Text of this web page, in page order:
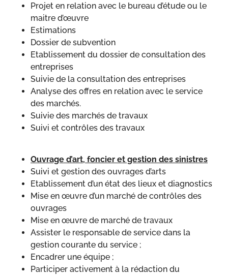
Projet en relation avec le bureau d’étude ou le
maitre d’œuvre
Estimations
Dossier de subvention
Etablissement du dossier de consultation des
entreprises
Suivie de la consultation des entreprises
Analyse des offres en relation avec le service
des marchés.
Suivie des marchés de travaux
Suivi et contrôles des travaux
Ouvrage d’art, foncier et gestion des sinistres
Suivi et gestion des ouvrages d’arts
Etablissement d’un état des lieux et diagnostics
Mise en œuvre d’un marché de contrôles des
ouvrages
Mise en œuvre de marché de travaux
Assister le responsable de service dans la
gestion courante du service ;
Encadrer une équipe ;
Participer activement à la rédaction du